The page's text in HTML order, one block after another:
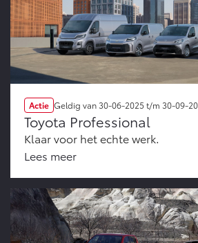
Actie Geldig van30-06-2025 t/m 30-09-
Toyota Professional
Klaar voor het echte werk.
Lees meer